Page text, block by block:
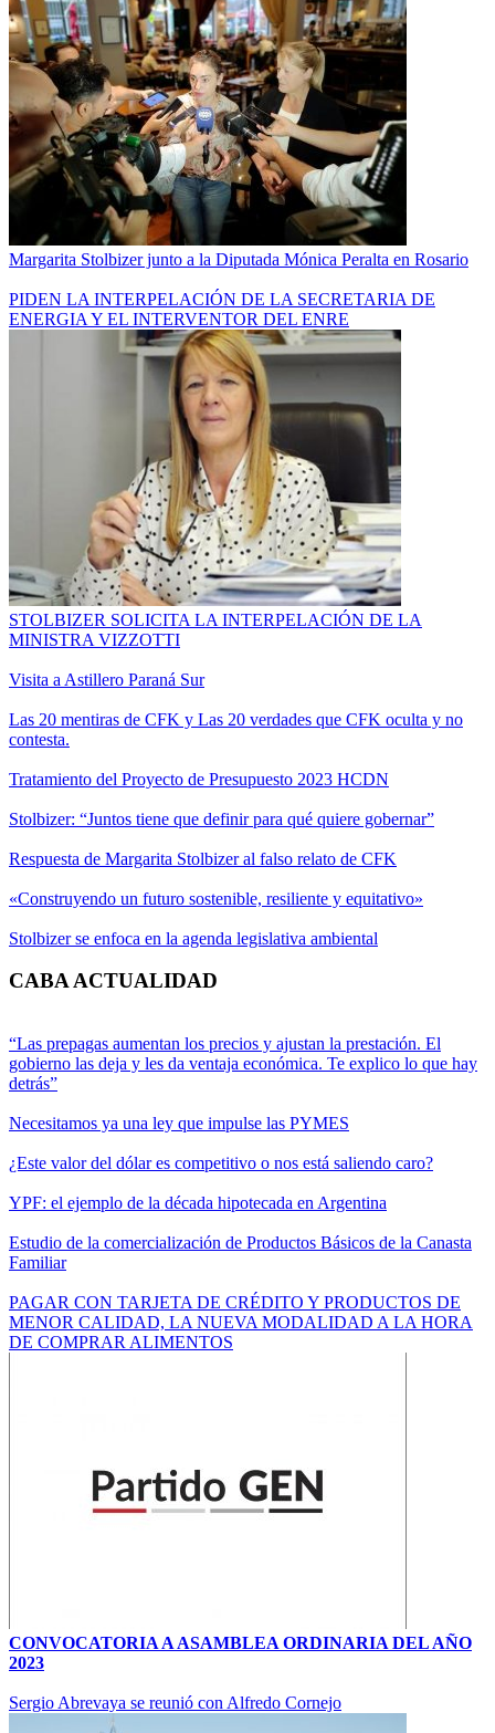
Margarita Stolbizer junto a la Diputada Mónica Peralta en Rosario
PIDEN LA INTERPELACIÓN DE LA SECRETARIA DE
ENERGIA Y EL INTERVENTOR DEL ENRE
STOLBIZER SOLICITA LA INTERPELACIÓN DE LA
MINISTRA VIZZOTTI
Visita a Astillero Paraná Sur
Las 20 mentiras de CFK y Las 20 verdades que CFK oculta y no
contesta.
Tratamiento del Proyecto de Presupuesto 2023 HCDN
Stolbizer: “Juntos tiene que definir para qué quiere gobernar”
Respuesta de Margarita Stolbizer al falso relato de CFK
«Construyendo un futuro sostenible, resiliente y equitativo»
Stolbizer se enfoca en la agenda legislativa ambiental
CABA ACTUALIDAD
“Las prepagas aumentan los precios y ajustan la prestación. El
gobierno las deja y les da ventaja económica. Te explico lo que hay
detrás”
Necesitamos ya una ley que impulse las PYMES
¿Este valor del dólar es competitivo o nos está saliendo caro?
YPF: el ejemplo de la década hipotecada en Argentina
Estudio de la comercialización de Productos Básicos de la Canasta
Familiar
PAGAR CON TARJETA DE CRÉDITO Y PRODUCTOS DE
MENOR CALIDAD, LA NUEVA MODALIDAD A LA HORA
DE COMPRAR ALIMENTOS
CONVOCATORIA A ASAMBLEA ORDINARIA DEL AÑO
2023
Sergio Abrevaya se reunió con Alfredo Cornejo